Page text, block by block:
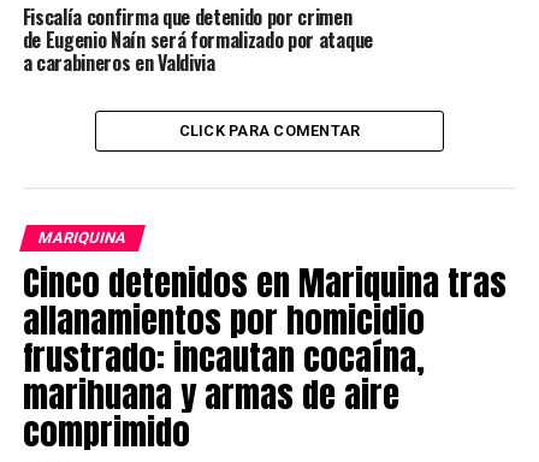
TAGS CESFAM EXTERNO JUDICIAL LOCAL
PRISION PREVENTIVA PARA IMPUTADO POR ROBO EN JARDINES
ROBO EN JARDINES EN VALDIVIA
PDI detuvo a pareja por tres robos con intimidación en
el centro de Valdivia
En la frontera detienen a sujetos armados y con drogas
que pretendían ingresar a Chile
Redacción Radio Austral
Fiscalía confirma que detenido por crimen
de Eugenio Naín será formalizado por ataque
a carabineros en Valdivia
CLICK PARA COMENTAR
MARIQUINA
Cinco detenidos en Mariquina tras
allanamientos por homicidio
frustrado: incautan cocaína,
marihuana y armas de aire
comprimido